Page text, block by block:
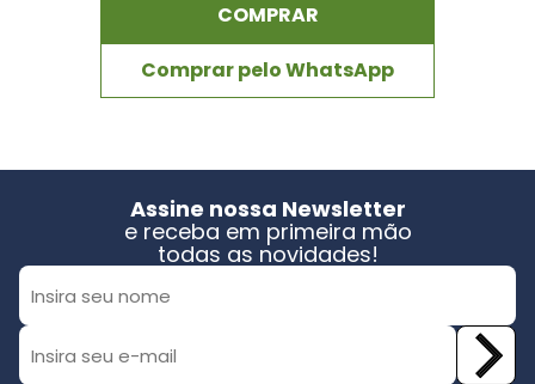
COMPRAR
Comprar pelo WhatsApp
Assine nossa Newsletter
e receba em primeira mão
todas as novidades!